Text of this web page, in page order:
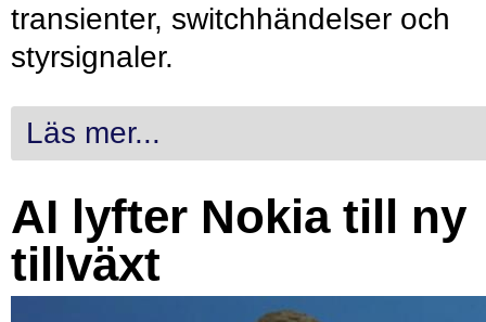
transienter, switchhändelser och
styrsignaler.
Läs mer...
AI lyfter Nokia till ny
tillväxt